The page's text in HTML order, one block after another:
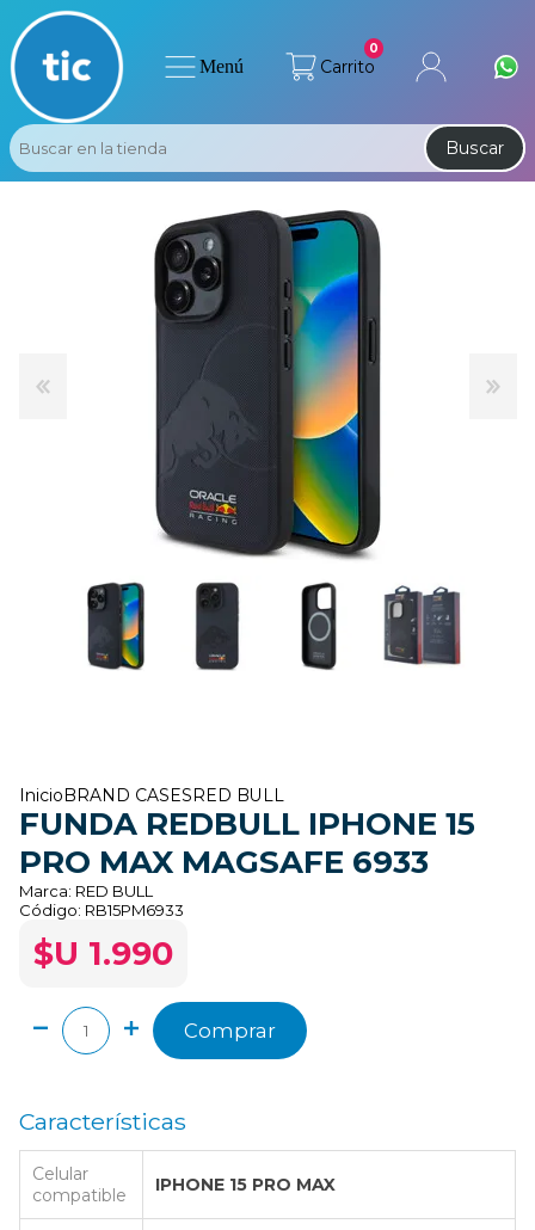
Carrito
0
Buscar
Menú
Inicio BRAND CASES RED BULL
FUNDA REDBULL IPHONE 15
PRO MAX MAGSAFE 6933
Marca: RED BULL
Código: RB15PM6933
$U 1.990
Comprar
Características
Celular
compatible
IPHONE 15 PRO MAX